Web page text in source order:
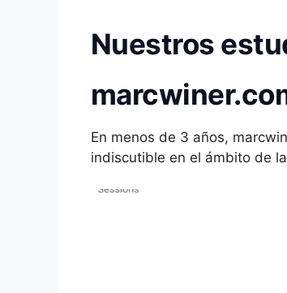
Nuestros
En menos de 3 años,
indiscutible en el ámbito de